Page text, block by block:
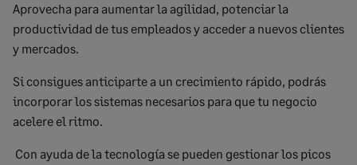
Aprovecha para aumentar la agilidad, potenciar la
productividad de tus empleadosy acceder a nuevos clientes
y mercados.
Si consigues anticiparte a un crecimiento rápido, podrás
incorporar los sistemas necesarios para que tu negocio
acelere el ritmo.
Con ayuda de la tecnología se pueden gestionar los picos